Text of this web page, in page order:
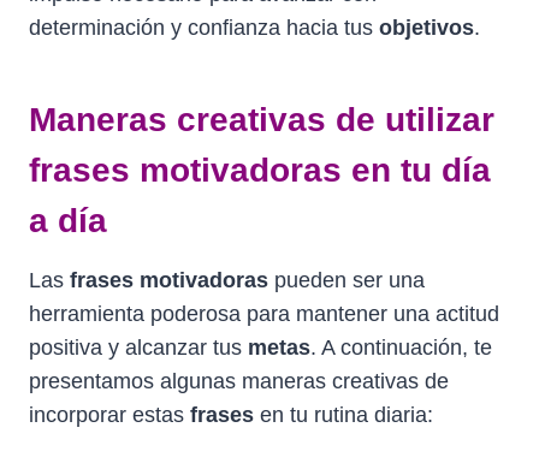
determinación y confianza hacia tus objetivos.
Maneras creativas de utilizar
frases motivadoras en tu día
a día
Las frases motivadoras pueden ser una
herramienta poderosa para mantener una actitud
positiva y alcanzar tus metas. A continuación, te
presentamos algunas maneras creativas de
incorporar estas frases en tu rutina diaria: